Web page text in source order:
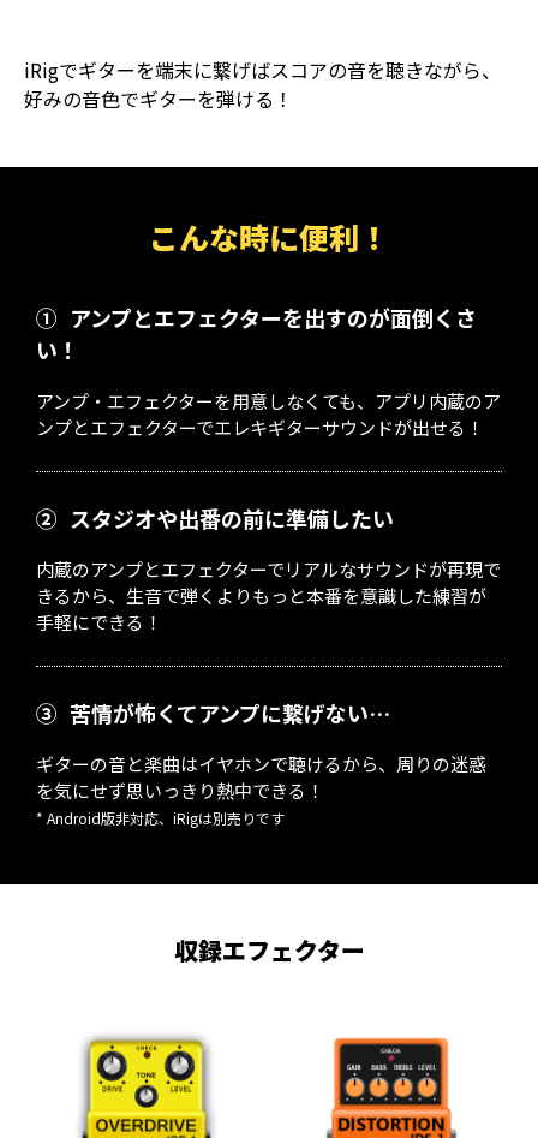
iRigでギターを端末に繋げばスコアの音を聴きながら、
好みの音色でギターを弾ける！
こんな時に便利！
① アンプとエフェクターを出すのが面倒くさ
い！
アンプ・エフェクターを用意しなくても、アプリ内蔵のア
ンプとエフェクターでエレキギターサウンドが出せる！
② スタジオや出番の前に準備したい
内蔵のアンプとエフェクターでリアルなサウンドが再現で
きるから、生音で弾くよりもっと本番を意識した練習が
手軽にできる！
③ 苦情が怖くてアンプに繋げない…
ギターの音と楽曲はイヤホンで聴けるから、周りの迷惑
を気にせず思いっきり熱中できる！
* Android版非対応、iRigは別売りです
収録エフェクター